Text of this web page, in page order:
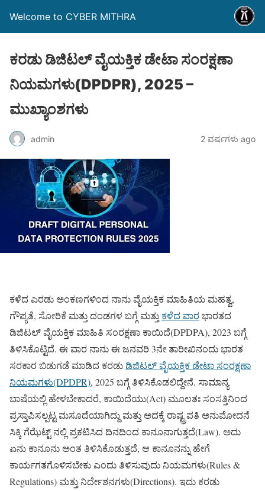
Welcome to CYBER MITHRA
ಕರಡು ಡಿಜಿಟಲ್ ವೈಯಕ್ತಿಕ ಡೇಟಾ ಸಂರಕ್ಷಣಾ
ನಿಯಮಗಳು(DPDPR), 2025 –
ಮುಖ್ಯಾಂಶಗಳು
admin 2 ವರ್ಷಗಳು ago
ಕಳೆದ ಎರಡು ಅಂಕಣಗಳಿಂದ ನಾನು ವೈಯಕ್ತಿಕ ಮಾಹಿತಿಯ ಮಹತ್ವ,
ಗೌಪ್ಯತೆ, ಸೋರಿಕೆ ಮತ್ತು ದಂಡಗಳ ಬಗ್ಗೆ ಮತ್ತು ಕಳೆದ ವಾರಭಾರತದ
ಡಿಜಿಟಲ್ ವೈಯಕ್ತಿಕ ಮಾಹಿತಿ ಸಂರಕ್ಷಣಾ ಕಾಯಿದೆ(DPDPA), 2023 ಬಗ್ಗೆ
ತಿಳಿಸಿಕೊಟ್ಟಿದೆ. ಈ ವಾರ ನಾನು ಈ ಜನವರಿ 3ನೇ ತಾರೀಖಿನಂದು ಭಾರತ
ಸರಕಾರ ಬಿಡುಗಡೆ ಮಾಡಿದ ಕರಡುಡಿಜಿಟಲ್ ವೈಯಕ್ತಿಕ ಡೇಟಾ ಸಂರಕ್ಷಣಾ
ನಿಯಮಗಳು(DPDPR), 2025 ಬಗ್ಗೆ ತಿಳಿಸಿಕೊಡಲಿದ್ದೇನೆ. ಸಾಮಾನ್ಯ
ಬಾಷೆಯಲ್ಲಿ ಹೇಳಬೇಕಾದರೆ, ಕಾಯಿದೆಯು(Act) ಮೂಲತಃ ಸಂಸತ್ತಿನಿಂದ
ಪ್ರಸ್ತಾಪಿಸಲ್ಪಟ್ಟ ಮಸೂದೆಯಾಗಿದ್ದು ಮತ್ತು ಅದಕ್ಕೆ ರಾಷ್ಟ್ರಪತಿ ಅನುಮೋದನೆ
ಸಿಕ್ಕಿ ಗೆಝೆಟ್ಟ್ ನಲ್ಲಿ ಪ್ರಕಟಿಸಿದ ದಿನದಿಂದ ಕಾನೂನಾಗುತ್ತದೆ(Law). ಅದು
ಏನು ಕಾನೂನು ಅಂತ ತಿಳಿಸಿಕೊಡುತ್ತದೆ, ಆ ಕಾನೂನನ್ನು ಹೇಗೆ
ಕಾರ್ಯಗತಗೊಳಿಸಬೇಕು ಎಂದು ತಿಳಿಸುವುದು ನಿಯಮಗಳು(Rules &
Regulations) ಮತ್ತು ನಿರ್ದೇಶನಗಳು(Directions). ಇದು ಕರಡು